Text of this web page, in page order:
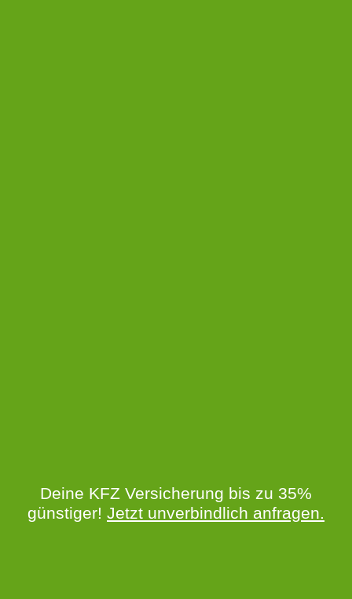
Deine KFZ Versicherung bis zu 35%
günstiger! Jetzt unverbindlich anfragen.